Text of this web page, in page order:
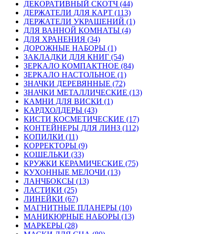
ДЕКОРАТИВНЫЙ СКОТЧ (44)
ДЕРЖАТЕЛИ ДЛЯ КАРТ (113)
ДЕРЖАТЕЛИ УКРАШЕНИЙ (1)
ДЛЯ ВАННОЙ КОМНАТЫ (4)
ДЛЯ ХРАНЕНИЯ (34)
ДОРОЖНЫЕ НАБОРЫ (1)
ЗАКЛАДКИ ДЛЯ КНИГ (54)
ЗЕРКАЛО КОМПАКТНОЕ (84)
ЗЕРКАЛО НАСТОЛЬНОЕ (1)
ЗНАЧКИ ДЕРЕВЯННЫЕ (72)
ЗНАЧКИ МЕТАЛЛИЧЕСКИЕ (13)
КАМНИ ДЛЯ ВИСКИ (1)
КАРДХОЛДЕРЫ (43)
КИСТИ КОСМЕТИЧЕСКИЕ (17)
КОНТЕЙНЕРЫ ДЛЯ ЛИНЗ (112)
КОПИЛКИ (11)
КОРРЕКТОРЫ (9)
КОШЕЛЬКИ (33)
КРУЖКИ КЕРАМИЧЕСКИЕ (75)
КУХОННЫЕ МЕЛОЧИ (13)
ЛАНЧБОКСЫ (13)
ЛАСТИКИ (25)
ЛИНЕЙКИ (67)
МАГНИТНЫЕ ПЛАНЕРЫ (10)
МАНИКЮРНЫЕ НАБОРЫ (13)
МАРКЕРЫ (28)